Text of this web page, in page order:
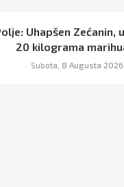
Uhapšen
20 kilograma
Subota, 8 Augusta 2026,